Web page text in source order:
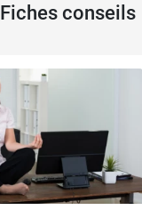
Fiches conseils